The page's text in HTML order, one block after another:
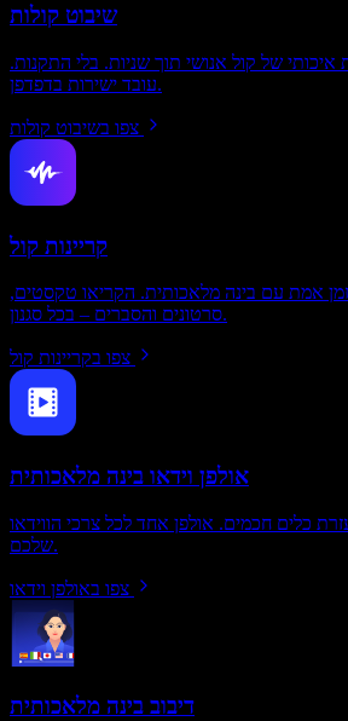
שיבוט קולות
איכותי של קול אנושי תוך שניות. בלי התקנות.
עובד ישירות בדפדפן.
צפו בשיבוט קולות
קריינות קול
אמת עם בינה מלאכותית. הקריאו טקסטים,
סרטונים והסברים – בכל סגנון.
צפו בקריינות קול
אולפן וידאו בינה מלאכותית
כלים חכמים. אולפן אחד לכל צרכי הווידאו
שלכם.
צפו באולפן וידאו
דיבוב בינה מלאכותית